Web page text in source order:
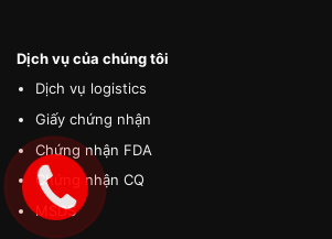
Dịch vụ của chúng tôi
Dịch vụ logistics
Giấy chứng nhận
Chứng nhận FDA
Chứng nhận CQ
MSDS